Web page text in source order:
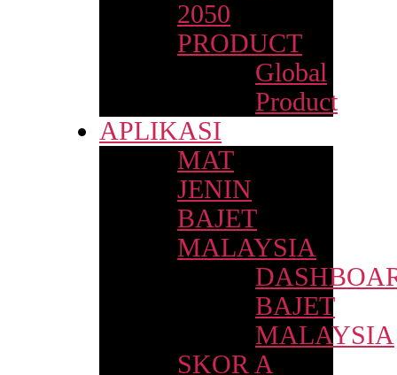
2050
PRODUCT
Global
Product
APLIKASI
MAT
JENIN
BAJET
MALAYSIA
BAJET
MALAYSIA
SKOR A